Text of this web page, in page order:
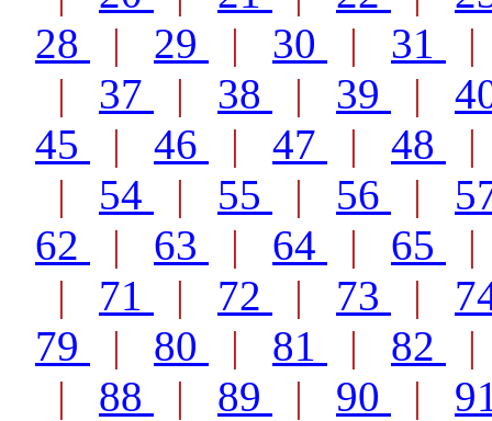
28
| 29 | 30 | 31
| 37 | 38 | 39 |
45
| 46 | 47 | 48
| 54 | 55 | 56 |
62
| 63 | 64 | 65
| 71 | 72 | 73 |
79
| 80 | 81 | 82
| 88 | 89 | 90 |